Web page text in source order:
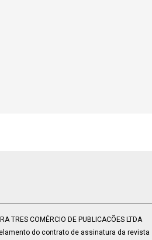
COMÉRCIO DE PUBLICACÕES LTDA
do contrato de assinatura da revista